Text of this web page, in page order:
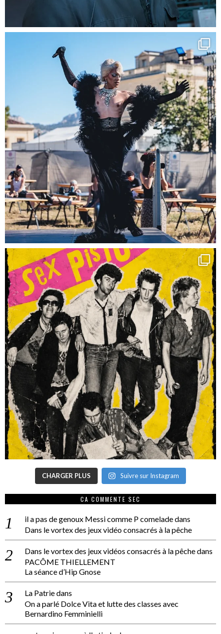
CHARGER PLUS Suivre sur Instagram
CA COMMENTE SEC
il a pas de genoux Messi comme P comeladedans
Dans le vortex des jeux vidéo consacrés à la pêche
Dans le vortex des jeux vidéos consacrés à la pêchedans
PACÔME THIELLEMENT
La séance d’Hip Gnose
La Patriedans
On a parlé Dolce Vita et lutte des classes avec
Bernardino Femminielli